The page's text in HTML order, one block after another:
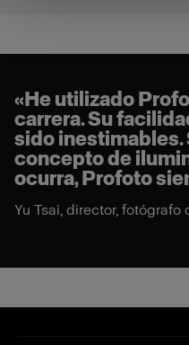
«He utilizado
carrera. Su
sido inestimables.
concepto de
ocurra, Profoto
Yu Tsai, director,